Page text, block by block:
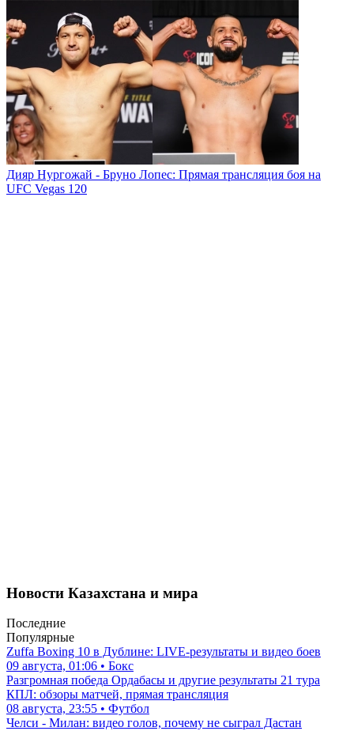
Дияр Нургожай - Бруно Лопес: Прямая трансляция боя на
UFC Vegas 120
Новости Казахстана и мира
Последние
Популярные
Zuffa Boxing 10 в Дублине: LIVE-результаты и видео боев
09 августа, 01:06 • Бокс
Разгромная победа Ордабасы и другие результаты 21 тура
КПЛ: обзоры матчей, прямая трансляция
08 августа, 23:55 • Футбол
Челси - Милан: видео голов, почему не сыграл Дастан